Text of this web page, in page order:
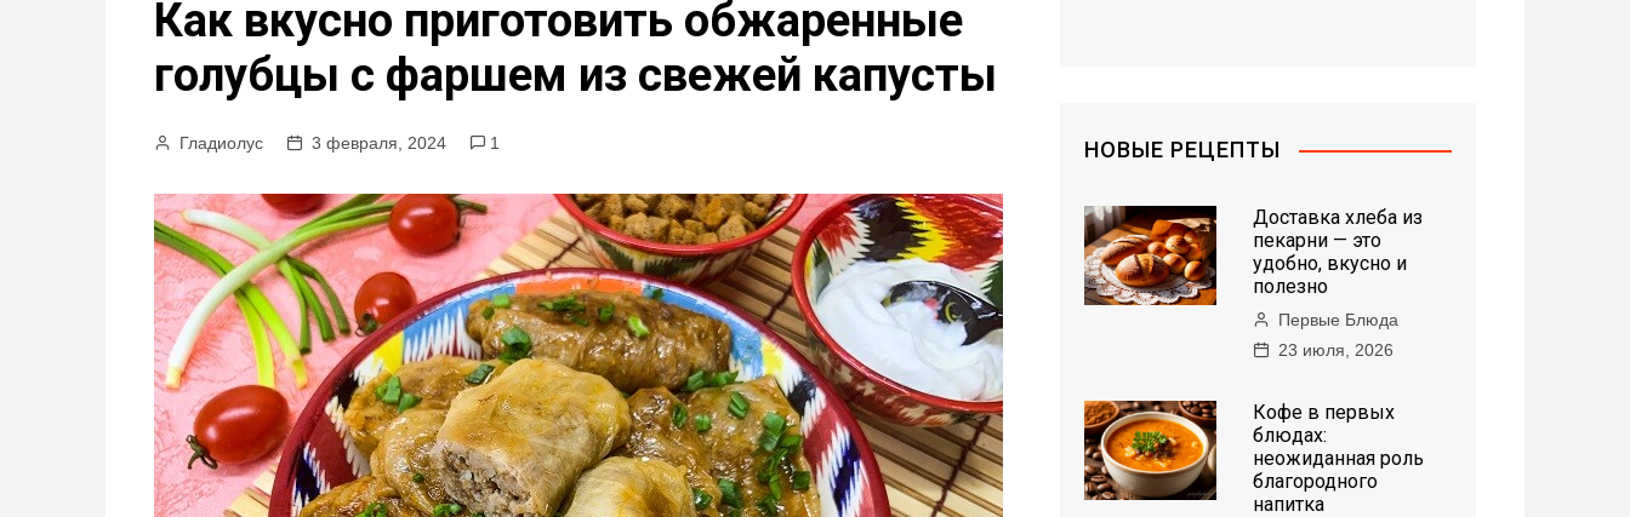
Как вкусно приготовить обжаренные
голубцы с фаршем из свежей капусты
Гладиолус 3 февраля, 2024 1 НОВЫЕ РЕЦЕПТЫ
Доставка хлеба из
пекарни — это
удобно, вкусно и
полезно
Первые Блюда
23 июля, 2026
Кофе в первых
блюдах:
неожиданная роль
благородного
напитка